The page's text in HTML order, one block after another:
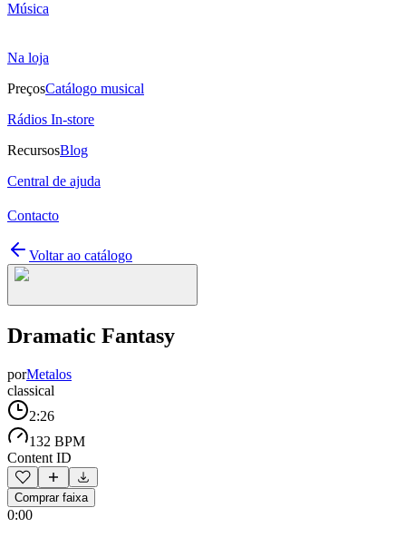
Música
Na loja
PreçosCatálogo musical
Rádios In-store
RecursosBlog
Central de ajuda
Contacto
Voltar ao catálogo
Dramatic Fantasy
porMetalos
classical
2:26
132 BPM
Content ID
Comprar faixa
0:00